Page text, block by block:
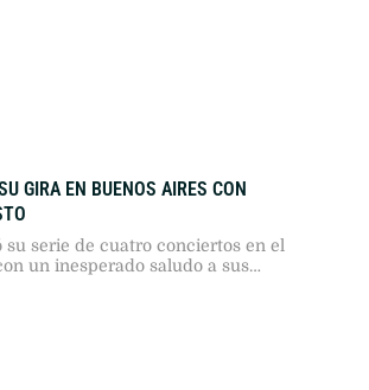
GIRA EN BUENOS AIRES CON
su serie de cuatro conciertos en el
un inesperado saludo a sus
avenida Juan B. Justo. El hecho